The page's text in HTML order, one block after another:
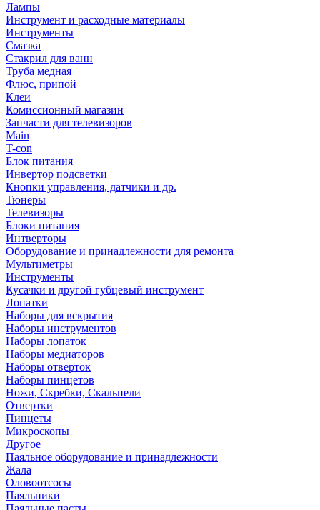
Лампы
Инструмент и расходные материалы
Инструменты
Смазка
Стакрил для ванн
Труба медная
Флюс, припой
Клеи
Комиссионный магазин
Запчасти для телевизоров
Main
T-con
Блок питания
Инвертор подсветки
Кнопки управления, датчики и др.
Тюнеры
Телевизоры
Блоки питания
Интверторы
Оборудование и принадлежности для ремонта
Мультиметры
Инструменты
Кусачки и другой губцевый инструмент
Лопатки
Наборы для вскрытия
Наборы инструментов
Наборы лопаток
Наборы медиаторов
Наборы отверток
Наборы пинцетов
Ножи, Скребки, Скальпели
Отвертки
Пинцеты
Микроскопы
Другое
Паяльное оборудование и принадлежности
Жала
Оловоотсосы
Паяльники